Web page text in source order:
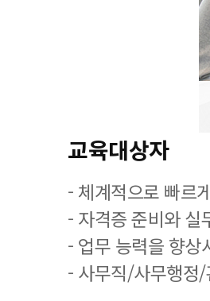
교육대상자
- 체계적으로 빠르
- 자격증 준비와 실
- 업무 능력을 향상
- 사무직/사무행정